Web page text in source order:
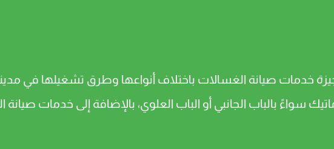
خدمات صيانة الغسالات باختلاف أنواعها وطرق تشغيلها في
سواءً بالباب الجانبي أو الباب العلوي، بالإضافة إلى خدمات